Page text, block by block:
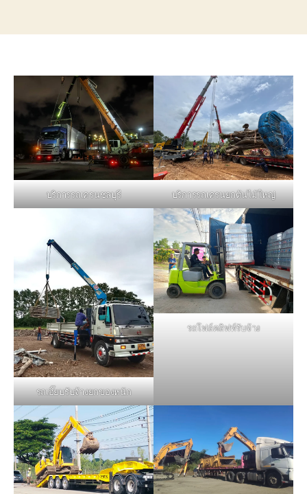
บริการรถเครนชลบุรี บริการรถเครนยกต้นไม้ใหญ่
รถเฮี๊ยบรับจ้างยกของหนัก
รถโฟล์คลิฟท์รับจ้าง